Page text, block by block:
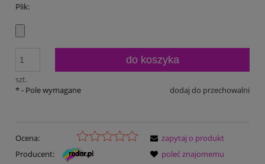
Plik:
szt.
do koszyka
dodaj do przechowalni
*- Pole wymagane
Ocena:
Producent:
zapytaj o produkt
poleć znajomemu